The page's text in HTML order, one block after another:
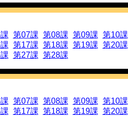
」のようになっていましたが，A1/2,
」とだけ表記することにしました。
追加しました。
ックすることでご覧になれます。
ックすることでご覧になれます。
追加しました。
クリックすることでご覧になれます。
第07課 第08課 第09課 第10課
第17課 第18課 第19課 第20課
第27課 第28課
第07課 第08課 第09課 第10課
第17課 第18課 第19課 第20課